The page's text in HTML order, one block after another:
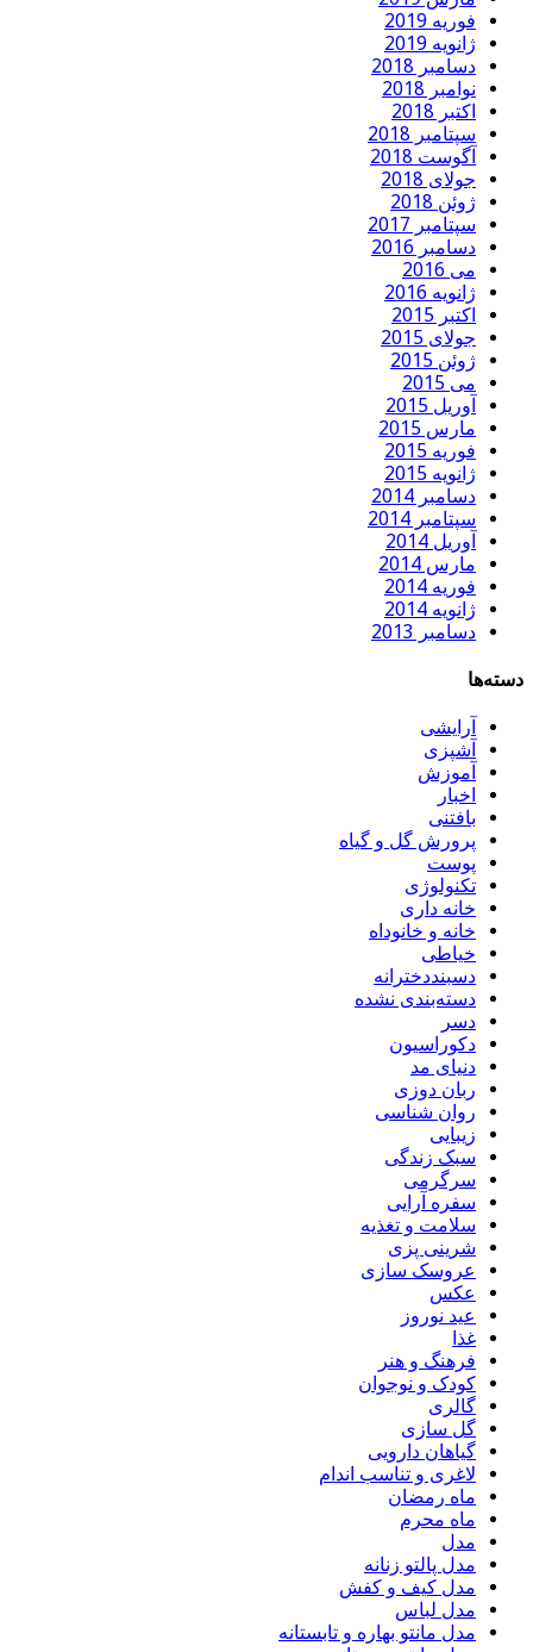
فوریه 2019
ژانویه 2019
دسامبر 2018
نوامبر 2018
اکتبر 2018
سپتامبر 2018
آگوست 2018
جولای 2018
ژوئن 2018
سپتامبر 2017
دسامبر 2016
می 2016
ژانویه 2016
اکتبر 2015
جولای 2015
ژوئن 2015
می 2015
آوریل 2015
مارس 2015
فوریه 2015
ژانویه 2015
دسامبر 2014
سپتامبر 2014
آوریل 2014
مارس 2014
فوریه 2014
ژانویه 2014
دسامبر 2013
دسته‌ها
آرایشی
آشپزی
آموزش
اخبار
بافتنی
پرورش گل و گیاه
پوست
تکنولوژی
خانه داری
خانه و خانوداه
خیاطی
دسبنددخترانه
دسته‌بندی نشده
دسر
دکوراسیون
دنیای مد
ربان دوزی
روان شناسی
زیبایی
سبک زندگی
سرگرمی
سفره آرایی
سلامت و تغذیه
شرینی پزی
عروسک سازی
عکس
عید نوروز
غذا
فرهنگ و هنر
کودک و نوجوان
گالری
گل سازی
گیاهان دارویی
لاغری و تناسب اندام
ماه رمضان
ماه محرم
مدل
مدل پالتو زنانه
مدل کیف و کفش
مدل لباس
مدل مانتو بهاره و تابستانه